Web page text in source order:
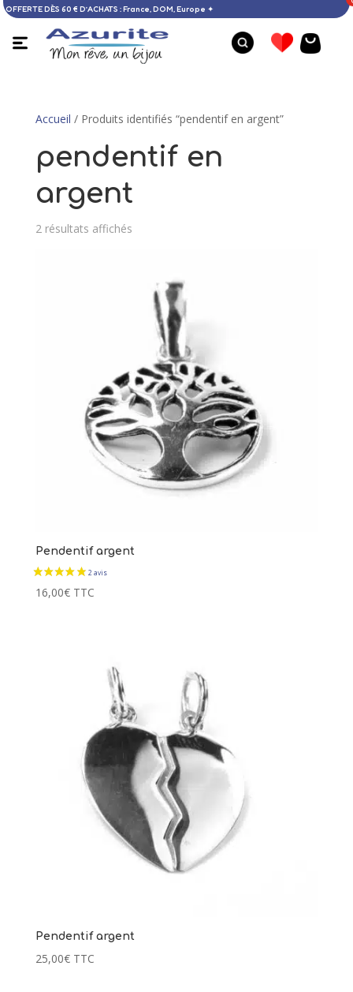
OFFERTE DÈS 60 € D’ACHATS : France, DOM, Europe ✦
Accueil / Produits identifiés “pendentif en argent”
pendentif en
argent
2 résultats affichés
Pendentif argent
16,00€ TTC
Pendentif argent
25,00€ TTC
Bracelet aigue-marine
tubes argent
89,00€ + AJOUTER